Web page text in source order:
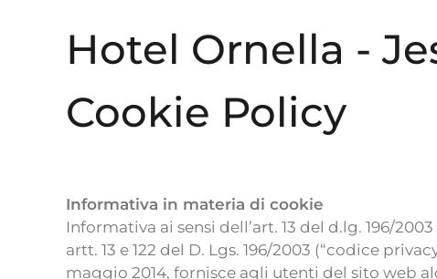
Hotel Ornella -
Cookie Policy
Informativa in materia di cookie
Informativa ai sensi dell’art. 13 del d.lg. 196/
artt. 13 e 122 del D. Lgs. 196/2003 (“codice
maggio 2014, fornisce agli utenti del sito web